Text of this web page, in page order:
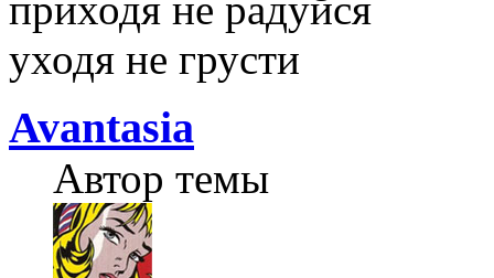
приходя не радуйся
уходя не грусти
Avantasia
Автор темы